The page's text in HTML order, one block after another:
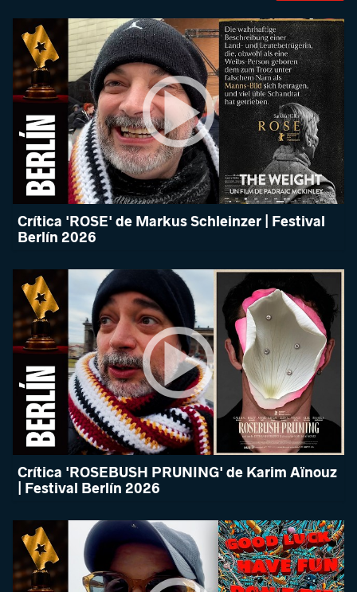
Crítica 'ROSE' de Markus Schleinzer | Festival
Berlín 2026
Crítica 'ROSEBUSH PRUNING' de Karim Aïnouz
| Festival Berlín 2026